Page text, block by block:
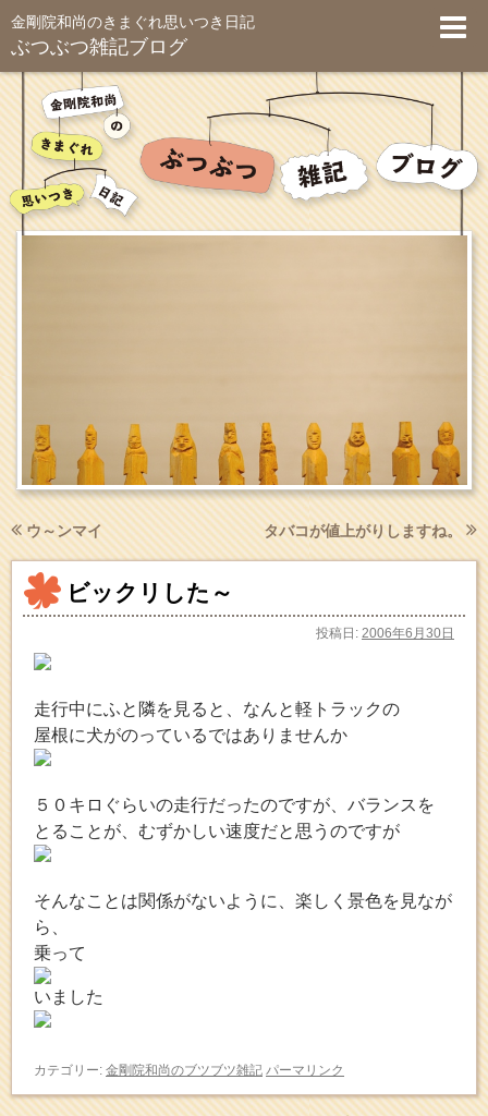
金剛院和尚のきまぐれ思いつき日記
ぶつぶつ雑記ブログ
ウ～ンマイ タバコが値上がりしますね。
ビックリした～
投稿日: 2006年6月30日
走行中にふと隣を見ると、なんと軽トラックの
屋根に犬がのっているではありませんか
５０キロぐらいの走行だったのですが、バランスを
とることが、むずかしい速度だと思うのですが
そんなことは関係がないように、楽しく景色を見なが
ら、
乗って
いました
カテゴリー: 金剛院和尚のブツブツ雑記 パーマリンク